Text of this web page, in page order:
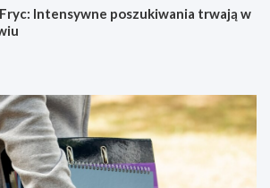
Intensywne poszukiwania trwają w